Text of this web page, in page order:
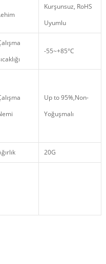
Kurşunsuz, RoHS
Uyumlu
-55~+85°C
Up to 95%,Non-
Yoğuşmalı
20G